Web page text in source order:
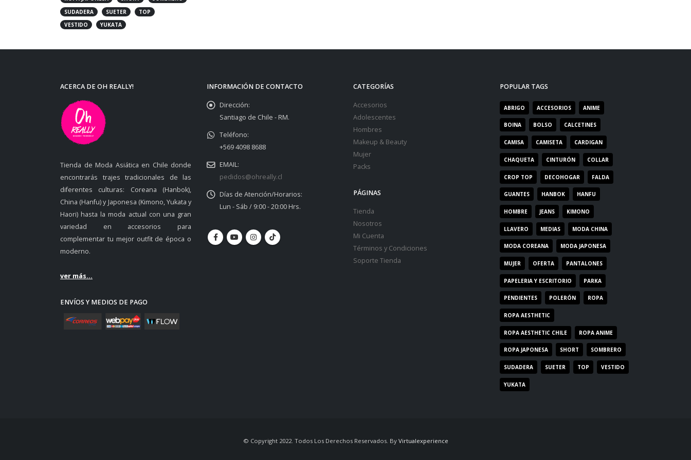
SUDADERA
SUETER
TOP
VESTIDO
YUKATA
ACERCA DE OH REALLY!
Tienda de Moda Asiática en Chile donde
encontrarás trajes tradicionales de las
diferentes culturas: Coreana (Hanbok),
China (Hanfu) y Japonesa (Kimono, Yukata y
Haori) hasta la moda actual con una gran
variedad en accesorios para
complementar tu mejor outfit de época o
moderno.
ver más...
ENVÍOS Y MEDIOS DE PAGO
INFORMACIÓN DE CONTACTO
Dirección:
Santiago de Chile - RM.
Teléfono:
+569 4098 8688
EMAIL:
pedidos@ohreally.cl
Días de Atención/Horarios:
Lun - Sáb / 9:00 - 20:00 Hrs.
CATEGORÍAS
Accesorios
Adolescentes
Hombres
Makeup & Beauty
Mujer
Packs
PÁGINAS
Tienda
Nosotros
Mi Cuenta
Términos y Condiciones
Soporte Tienda
POPULAR TAGS
ABRIGO ACCESORIOS ANIME
BOINA BOLSO CALCETINES
CAMISA CAMISETA CARDIGAN
CHAQUETA CINTURÓN COLLAR
CROP TOP DECOHOGAR FALDA
GUANTES HANBOK HANFU
HOMBRE JEANS KIMONO
LLAVERO MEDIAS MODA CHINA
MODA COREANA MODA JAPONESA
MUJER OFERTA PANTALONES
PAPELERIA Y ESCRITORIO PARKA
PENDIENTES POLERÓN ROPA
ROPA AESTHETIC
ROPA AESTHETIC CHILE ROPA ANIME
ROPA JAPONESA SHORT SOMBRERO
SUDADERA SUETER TOP VESTIDO
YUKATA
© Copyright 2022. Todos Los Derechos Reservados. By Virtualexperience